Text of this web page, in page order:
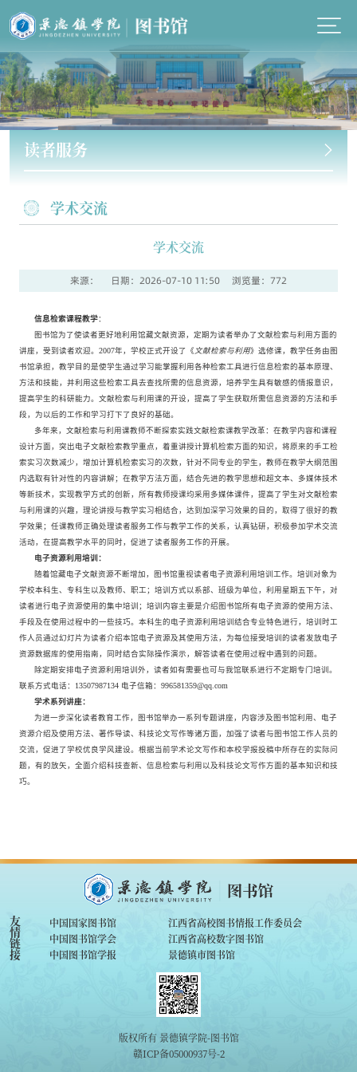
读者服务
学术交流
学术交流
来源： 日期：2026-07-10 11:50 浏览量： 772
信息检索课程教学：
图书馆为了使读者更好地利用馆藏文献资源，定期为读者举办了文献检索与利用方面的
讲座，受到读者欢迎。2007年，学校正式开设了《 文献检索与利用》选修课，教学任务由图
书馆承担，教学目的是使学生通过学习能掌握利用各种检索工具进行信息检索的基本原理、
方法和技能，并利用这些检索工具去查找所需的信息资源，培养学生具有敏感的情报意识，
提高学生的科研能力。文献检索与利用课的开设，提高了学生获取所需信息资源的方法和手
段，为以后的工作和学习打下了良好的基础。
多年来，文献检索与利用课教师不断探索实践文献检索课教学改革：在教学内容和课程
设计方面，突出电子文献检索教学重点，着重讲授计算机检索方面的知识，将原来的手工检
索实习次数减少，增加计算机检索实习的次数，针对不同专业的学生，教师在教学大纲范围
内选取有针对性的内容讲解；在教学方法方面，结合先进的教学思想和超文本、多媒体技术
等新技术，实现教学方式的创新，所有教师授课均采用多媒体课件，提高了学生对文献检索
与利用课的兴趣，理论讲授与教学实习相结合，达到加深学习效果的目的，取得了很好的教
学效果；任课教师正确处理读者服务工作与教学工作的关系，认真钻研，积极参加学术交流
活动，在提高教学水平的同时，促进了读者服务工作的开展。
电子资源利用培训：
随着馆藏电子文献资源不断增加，图书馆重视读者电子资源利用培训工作。培训对象为
学校本科生、专科生以及教师、职工；培训方式以系部、班级为单位，利用星期五下午，对
读者进行电子资源使用的集中培训；培训内容主要是介绍图书馆所有电子资源的使用方法、
手段及在使用过程中的一些技巧。本科生的电子资源利用培训结合专业特色进行，培训时工
作人员通过幻灯片为读者介绍本馆电子资源及其使用方法，为每位接受培训的读者发放电子
资源数据库的使用指南，同时结合实际操作演示，解答读者在使用过程中遇到的问题。
除定期安排电子资源利用培训外，读者如有需要也可与我馆联系进行不定期专门培训。
联系方式电话：13507987134 电子信箱：996581359@qq.com
学术系列讲座：
为进一步深化读者教育工作，图书馆举办一系列专题讲座，内容涉及图书馆利用、电子
资源介绍及使用方法、著作导读、科技论文写作等诸方面，加强了读者与图书馆工作人员的
交流，促进了学校优良学风建设。根据当前学术论文写作和本校学报投稿中所存在的实际问
题，有的放矢，全面介绍科技查新、信息检索与利用以及科技论文写作方面的基本知识和技
巧。
友
情
链
接
中国国家图书馆
江西省高校图书情报工作委员会
中国图书馆学会
江西省高校数字图书馆
中国图书馆学报
景德镇市图书馆
版权所有 景德镇学院-图书馆
赣ICP备05000937号-2